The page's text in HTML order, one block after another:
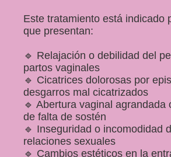
Este tratamiento está indicado
que presentan:
🔹 Relajación o debilidad del
partos vaginales
🔹 Cicatrices dolorosas por
desgarros mal cicatrizados
🔹 Abertura vaginal agrandada
de falta de sostén
🔹 Inseguridad o incomodidad
relaciones sexuales
🔹 Cambios estéticos en la